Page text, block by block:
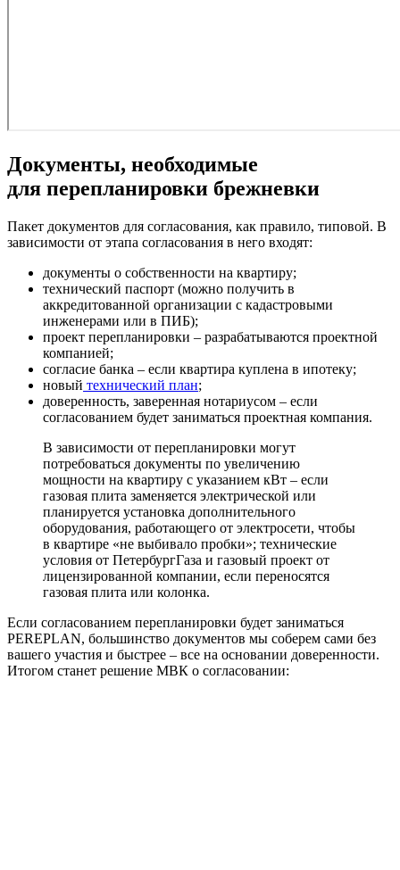
Документы, необходимые
для перепланировки брежневки
Пакет документов для согласования, как правило, типовой. В
зависимости от этапа согласования в него входят:
документы о собственности на квартиру;
технический паспорт (можно получить в
аккредитованной организации с кадастровыми
инженерами или в ПИБ);
проект перепланировки – разрабатываются проектной
компанией;
согласие банка – если квартира куплена в ипотеку;
новый технический план;
доверенность, заверенная нотариусом – если
согласованием будет заниматься проектная компания.
В зависимости от перепланировки могут
потребоваться документы по увеличению
мощности на квартиру с указанием кВт – если
газовая плита заменяется электрической или
планируется установка дополнительного
оборудования, работающего от электросети, чтобы
в квартире «не выбивало пробки»; технические
условия от ПетербургГаза и газовый проект от
лицензированной компании, если переносятся
газовая плита или колонка.
Если согласованием перепланировки будет заниматься
PEREPLAN, большинство документов мы соберем сами без
вашего участия и быстрее – все на основании доверенности.
Итогом станет решение МВК о согласовании: